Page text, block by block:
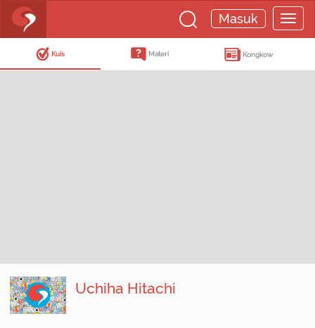
Masuk
Kuis Materi Kongkow
Uchiha Hitachi